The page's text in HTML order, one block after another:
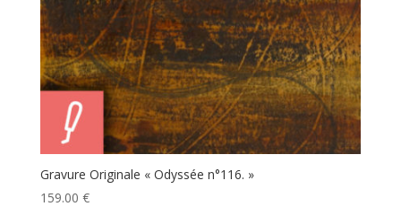
Gravure Originale « Odyssée n°116. »
159.00 €